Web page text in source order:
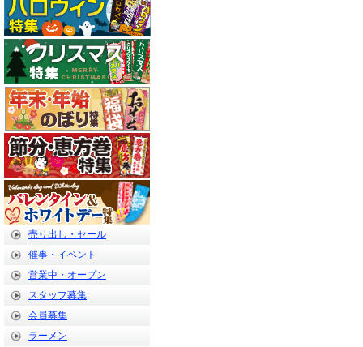
売り出し・セール
催事・イベント
営業中・オープン
スタッフ募集
会員募集
ラーメン